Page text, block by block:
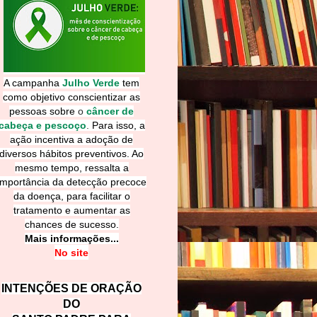
A campanha Julho Verde tem
como objetivo conscientizar as
pessoas sobre o câncer de
e pescoço
Para isso, a
ação incentiva a adoção de
diversos hábitos preventivos. Ao
mesmo tempo, ressalta a
da detecção precoce
da doença, para facilitar o
tratamento e aumentar as
chances de sucesso.
Mais informações...
No site
INTENÇÕES DE ORAÇÃO
DO